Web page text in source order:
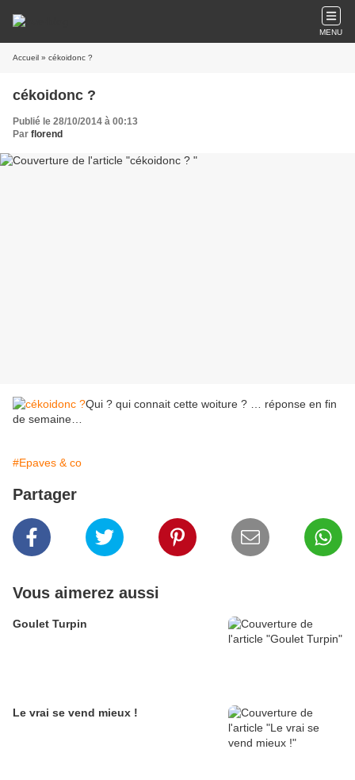
MENU
Accueil » cékoidonc ?
cékoidonc ?
Publié le 28/10/2014 à 00:13
Par florend
Qui ? qui connait cette woiture ? … réponse en fin
de semaine…
#Epaves & co
Partager
Vous aimerez aussi
Goulet Turpin
Le vrai se vend mieux !